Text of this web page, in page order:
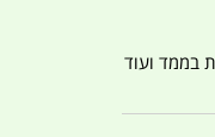
בממד ועוד